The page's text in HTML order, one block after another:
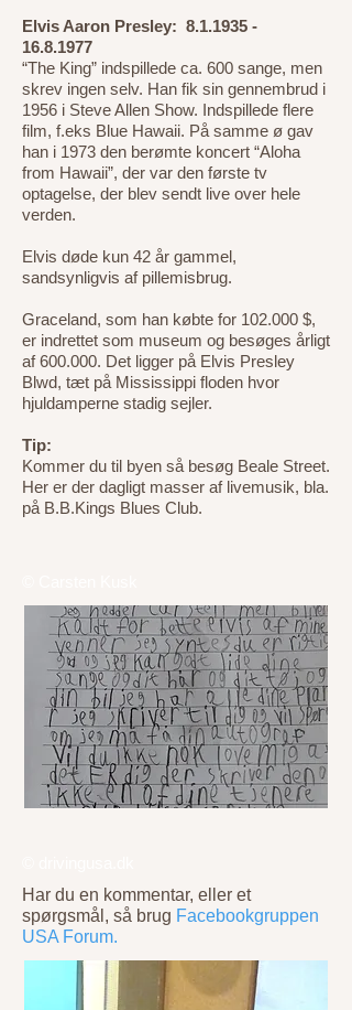
Elvis Aaron Presley: 8.1.1935 -
16.8.1977
“The King” indspillede ca. 600 sange, men
skrev ingen selv. Han fik sin gennembrud i
1956 i Steve Allen Show. Indspillede flere
film, f.eks Blue Hawaii. På samme ø gav
han i 1973 den berømte koncert “Aloha
from Hawaii”, der var den første tv
optagelse, der blev sendt live over hele
verden.
Elvis døde kun 42 år gammel,
sandsynligvis af pillemisbrug.
Graceland, som han købte for 102.000 $,
er indrettet som museum og besøges årligt
af 600.000. Det ligger på Elvis Presley
Blwd, tæt på Mississippi floden hvor
hjuldamperne stadig sejler.
Tip:
Kommer du til byen så besøg Beale Street.
Her er der dagligt masser af livemusik, bla.
på B.B.Kings Blues Club.
Har du en kommentar, eller et
spørgsmål, så brug Facebookgruppen
USA Forum.